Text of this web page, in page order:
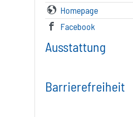
Homepage
Facebook
Ausstattung
Barrierefreiheit